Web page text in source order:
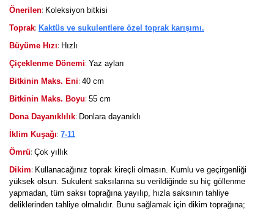
Önerilen: Koleksiyon bitkisi
Toprak: Kaktüs ve sukulentlere özel toprak karışımı.
Büyüme Hızı: Hızlı
Çiçeklenme Dönemi: Yaz ayları
Bitkinin Maks. Eni: 40 cm
Bitkinin Maks. Boyu: 55 cm
Dona Dayanıklılık: Donlara dayanıklı
İklim Kuşağı: 7-11
Ömrü: Çok yıllık
Dikim: Kullanacağınız toprak kireçli olmasın. Kumlu ve geçirgenliği
yüksek olsun. Sukulent saksılarına su verildiğinde su hiç göllenme
yapmadan, tüm saksı toprağına yayılıp, hızla saksının tahliye
deliklerinden tahliye olmalıdır. Bunu sağlamak için dikim toprağına;